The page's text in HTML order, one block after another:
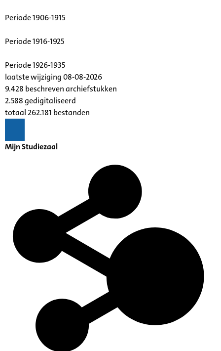
Periode 1906-1915
Periode 1916-1925
Periode 1926-1935
laatste wijziging 08-08-2026
9.428 beschreven archiefstukken
2.588 gedigitaliseerd
totaal 262.181 bestanden
Mijn Studiezaal